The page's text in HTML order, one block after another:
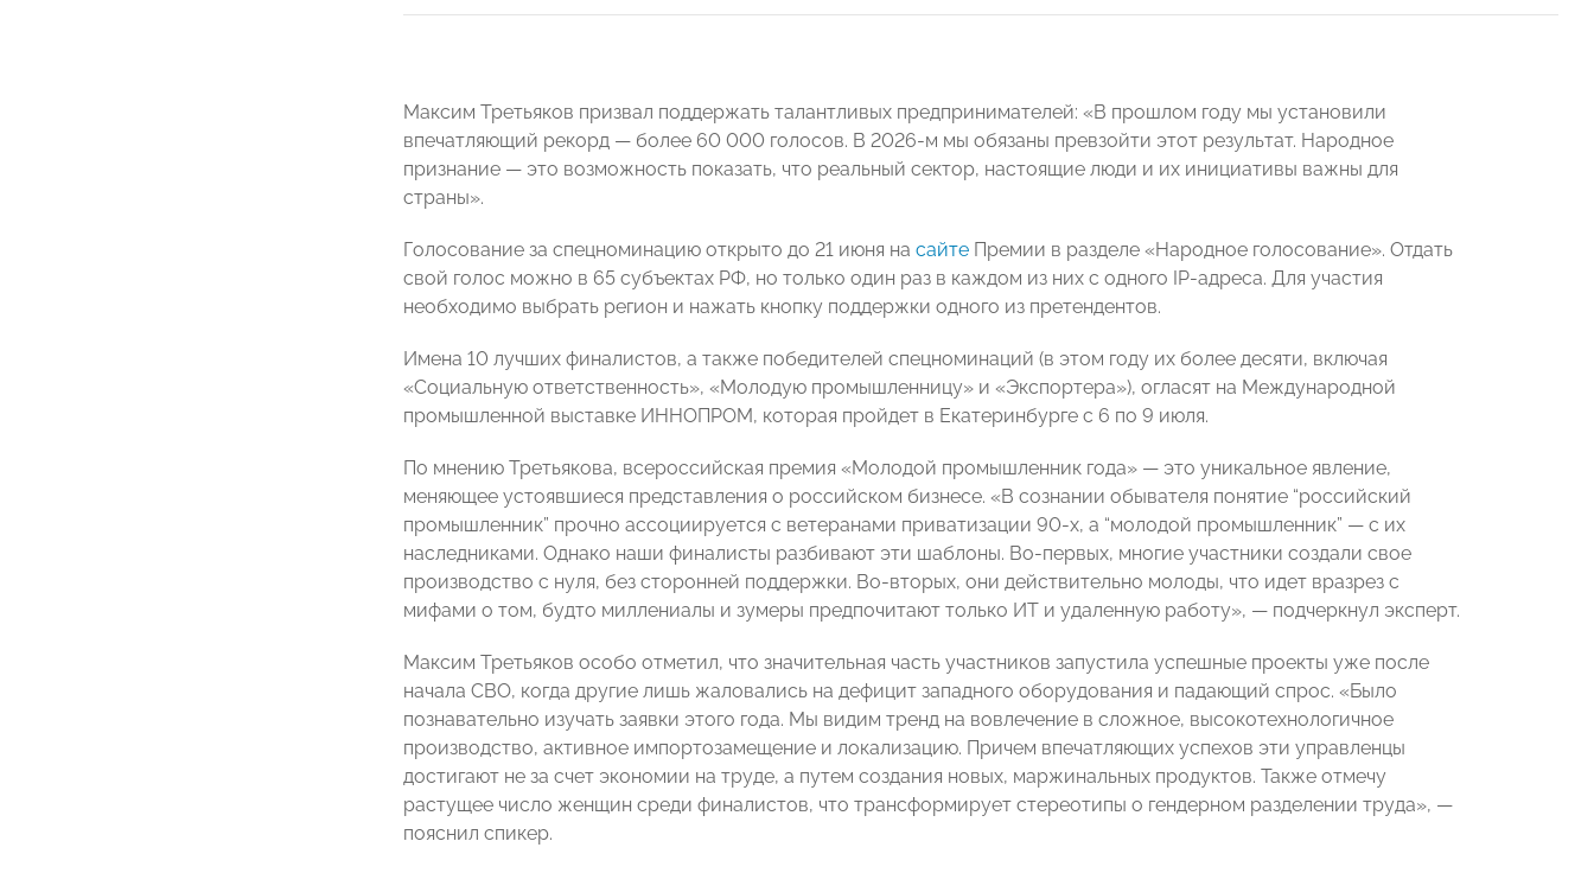
Максим Третьяков призвал поддержать талантливых предпринимателей: «В прошлом году мы установили
впечатляющий рекорд — более 60 000 голосов. В 2026-м мы обязаны превзойти этот результат. Народное
признание — это возможность показать, что реальный сектор, настоящие люди и их инициативы важны для
страны».
Голосование за спецноминацию открыто до 21 июня на сайте Премии в разделе «Народное голосование». Отдать
свой голос можно в 65 субъектах РФ, но только один раз в каждом из них с одного IP-адреса. Для участия
необходимо выбрать регион и нажать кнопку поддержки одного из претендентов.
Имена 10 лучших финалистов, а также победителей спецноминаций (в этом году их более десяти, включая
«Социальную ответственность», «Молодую промышленницу» и «Экспортера»), огласят на Международной
промышленной выставке ИННОПРОМ, которая пройдет в Екатеринбурге с 6 по 9 июля.
По мнению Третьякова, всероссийская премия «Молодой промышленник года» — это уникальное явление,
меняющее устоявшиеся представления о российском бизнесе. «В сознании обывателя понятие “российский
промышленник” прочно ассоциируется с ветеранами приватизации 90-х, а “молодой промышленник” — с их
наследниками. Однако наши финалисты разбивают эти шаблоны. Во-первых, многие участники создали свое
производство с нуля, без сторонней поддержки. Во-вторых, они действительно молоды, что идет вразрез с
мифами о том, будто миллениалы и зумеры предпочитают только ИT и удаленную работу», — подчеркнул эксперт.
Максим Третьяков особо отметил, что значительная часть участников запустила успешные проекты уже после
начала СВО, когда другие лишь жаловались на дефицит западного оборудования и падающий спрос. «Было
познавательно изучать заявки этого года. Мы видим тренд на вовлечение в сложное, высокотехнологичное
производство, активное импортозамещение и локализацию. Причем впечатляющих успехов эти управленцы
достигают не за счет экономии на труде, а путем создания новых, маржинальных продуктов. Также отмечу
растущее число женщин среди финалистов, что трансформирует стереотипы о гендерном разделении труда», —
пояснил спикер.